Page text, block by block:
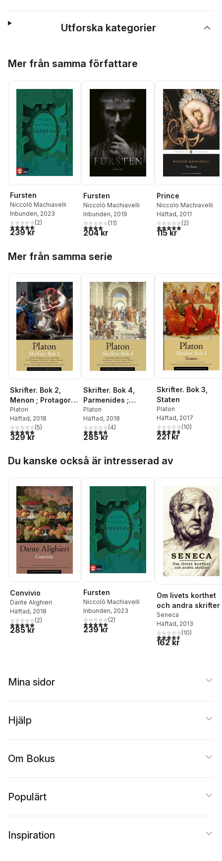
Utforska kategorier
Mer från samma författare
Fursten
Niccolò Machiavelli
Inbunden, 2023
5,0utav 5 stjärnor. Totalt antal röster:
(2)
239 kr
Fursten
Niccolò Machiavelli
Inbunden, 2019
4,1utav 5 stjärnor. Totalt antal röster:
(11)
204 kr
Prince
Niccolo Machiavelli
Häftad, 2011
5,0utav 5 stjärnor.
(2)
115 kr
Mer från samma serie
Skrifter. Bok 2,
Menon ; Protagoras
; Lysis ; Charmides ;
Ion ; Menexenos ;
Euthydemos ;
Faidros ; Kratylos
Platon
Häftad, 2018
5,0utav 5 stjärnor. Totalt antal röster:
(5)
329 kr
Skrifter. Bok 4,
Parmenides ;
Theaitetos ;
Sofisten ;
Statsmannen ;
Timaios ; Kritias ;
Platon
Häftad, 2018
4,8utav 5 stjärnor. Totalt antal röster:
(4)
285 kr
Skrifter. Bok 3,
Staten
Platon
Häftad, 2017
4,7utav 5 stjärnor.
(10)
221 kr
Du kanske också är intresserad av
Convivio
Dante Alighieri
Häftad, 2018
5,0utav 5 stjärnor. Totalt antal röster:
(2)
285 kr
Fursten
Niccolò Machiavelli
Inbunden, 2023
5,0utav 5 stjärnor. Totalt antal röster:
(2)
239 kr
Om livets korthet
och andra skrifter
Seneca
Häftad, 2013
4,6utav 5 stjärnor.
(10)
162 kr
Mina sidor
Hjälp
Om Bokus
Populärt
Inspiration